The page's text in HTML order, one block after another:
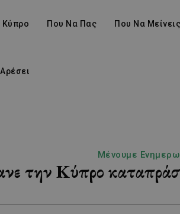
Κύπρο Που Να Πας Που Να Μείνεις
Μένουμε
την Κύπρο